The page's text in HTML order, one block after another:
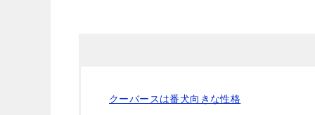
クーバースは番犬向きな性格